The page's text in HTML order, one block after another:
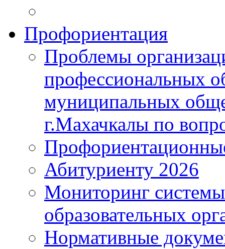
Профориентация
Проблемы
профессиональных
муниципальных
г.Махачкалы по
Абитуриенту 2026
Мониторинг
образовательных
Нормативные